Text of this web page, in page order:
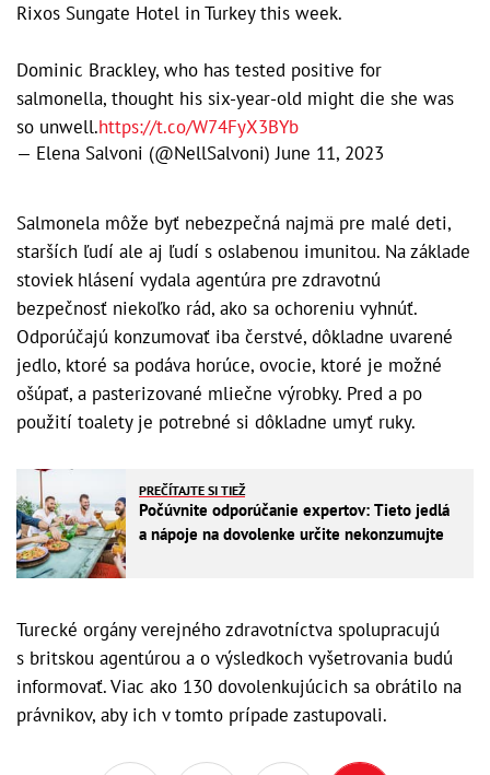
Rixos Sungate Hotel in Turkey this week.
Dominic Brackley, who has tested positive for
salmonella, thought his six-year-old might die she was
so unwell.https://t.co/W74FyX3BYb
— Elena Salvoni (@NellSalvoni)June 11, 2023
Salmonela môže byť nebezpečná najmä pre malé deti,
starších ľudí ale aj ľudí s oslabenou imunitou. Na základe
stoviek hlásení vydala agentúra pre zdravotnú
bezpečnosť niekoľko rád, ako sa ochoreniu vyhnúť.
Odporúčajú konzumovať iba čerstvé, dôkladne uvarené
jedlo, ktoré sa podáva horúce, ovocie, ktoré je možné
ošúpať, a pasterizované mliečne výrobky. Pred a po
použití toalety je potrebné si dôkladne umyť ruky.
PREČÍTAJTE SI TIEŽ
Počúvnite odporúčanie expertov: Tieto jedlá
a nápoje na dovolenke určite nekonzumujte
Turecké orgány verejného zdravotníctva spolupracujú
s britskou agentúrou a o výsledkoch vyšetrovania budú
informovať. Viac ako 130 dovolenkujúcich sa obrátilo na
právnikov, aby ich v tomto prípade zastupovali.